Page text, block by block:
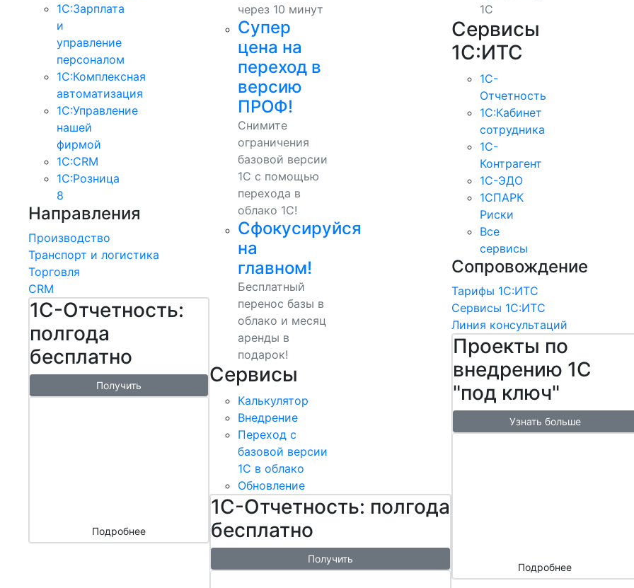
1С:Зарплата
и
управление
персоналом
1С:Комплексная
автоматизация
1С:Управление
нашей
фирмой
1С:CRM
1С:Розница
8
Направления
Производство
Транспорт и логистика
Торговля
CRM
1С-Отчетность:
полгода
бесплатно
Получить
Подробнее
через 10 минут
Супер
цена на
переход в
версию
ПРОФ!
Снимите
ограничения
базовой версии
1С с помощью
перехода в
облако 1С!
Сфокусируйся
на
главном!
Бесплатный
перенос базы в
облако и месяц
аренды в
подарок!
Сервисы
Калькулятор
Внедрение
Переход с
базовой версии
1С в облако
Обновление
1С-Отчетность: полгода
бесплатно
Получить
1С
Сервисы
1С:ИТС
1С-
Отчетность
1С:Кабинет
сотрудника
1С-
Контрагент
1С-ЭДО
1СПАРК
Риски
Все
сервисы
Сопровождение
Тарифы 1С:ИТС
Сервисы 1С:ИТС
Линия консультаций
Проекты по
внедрению 1С
"под ключ"
Узнать больше
Подробнее